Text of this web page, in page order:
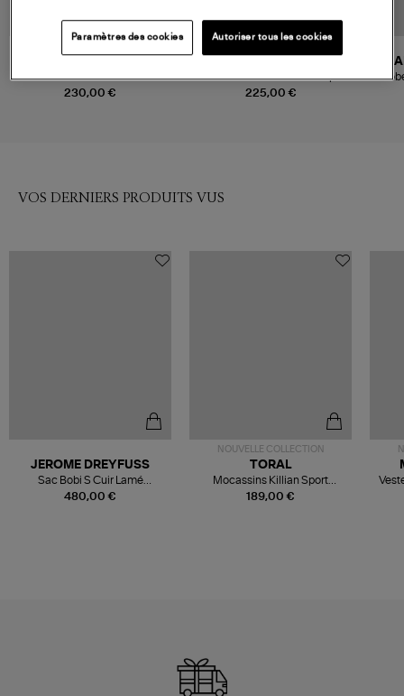
230,00 €
Robe Calla Noir
225,00 €
Robe Stretch Cotton Strap
Frills Black
VOS DERNIERS PRODUITS VUS
480,00 €
JEROME DREYFUSS
Sac Bobi S Cuir Lamé
Champagne
NOUVELLE COLLECTION
189,00 €
TORAL
Mocassins Killian Sport
Mousse
Paramètres des cookies Autoriser tous les cookies